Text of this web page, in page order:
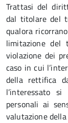
Trattasi del
dal titolare del
qualora
limitazione del
violazione dei
caso in cui
della rettifica
l’interessato
personali ai
valutazione